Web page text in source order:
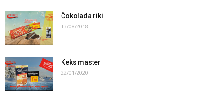
Čokolada riki
13/08/2018
Keks master
22/01/2020